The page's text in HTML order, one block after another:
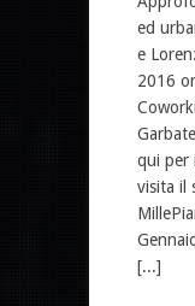
ed
e
2016
qui per
visita il
[...]